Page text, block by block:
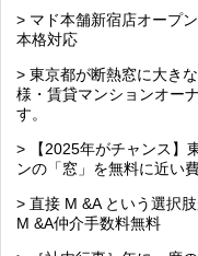
> マド本舗新宿店オープ
本格対応
> 東京都が断熱窓に大き
様・賃貸マンションオー
す。
> 【2025年がチャンス】
ンの「窓」を無料に近い
> 直接 M &A という選択
M &A仲介手数料無料